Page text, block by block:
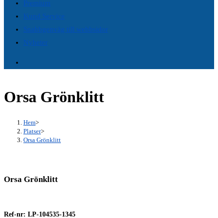
Premium
Kund Service
Snabbgenväg till webbsidor
Nyheter
Orsa Grönklitt
Hem>
Platser>
Orsa Grönklitt
Orsa Grönklitt
Ref-nr: LP-104535-1345